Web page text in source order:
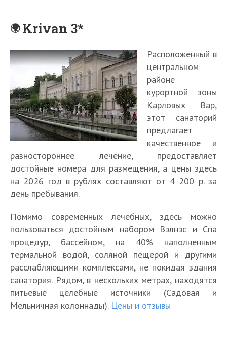
Krivan 3*
Расположенный в
центральном
районе
курортной зоны
Карловых Вар,
этот санаторий
предлагает
качественное и
разностороннее лечение, предоставляет
достойные номера для размещения, а цены здесь
на 2026 год в рублях составляют от 4 200 р. за
день пребывания.
Помимо современных лечебных, здесь можно
пользоваться достойным набором Вэлнэс и Спа
процедур, бассейном, на 40% наполненным
термальной водой, соляной пещерой и другими
расслабляющими комплексами, не покидая здания
санатория. Рядом, в нескольких метрах, находятся
питьевые целебные источники (Садовая и
Мельничная колоннады). Цены и отзывы